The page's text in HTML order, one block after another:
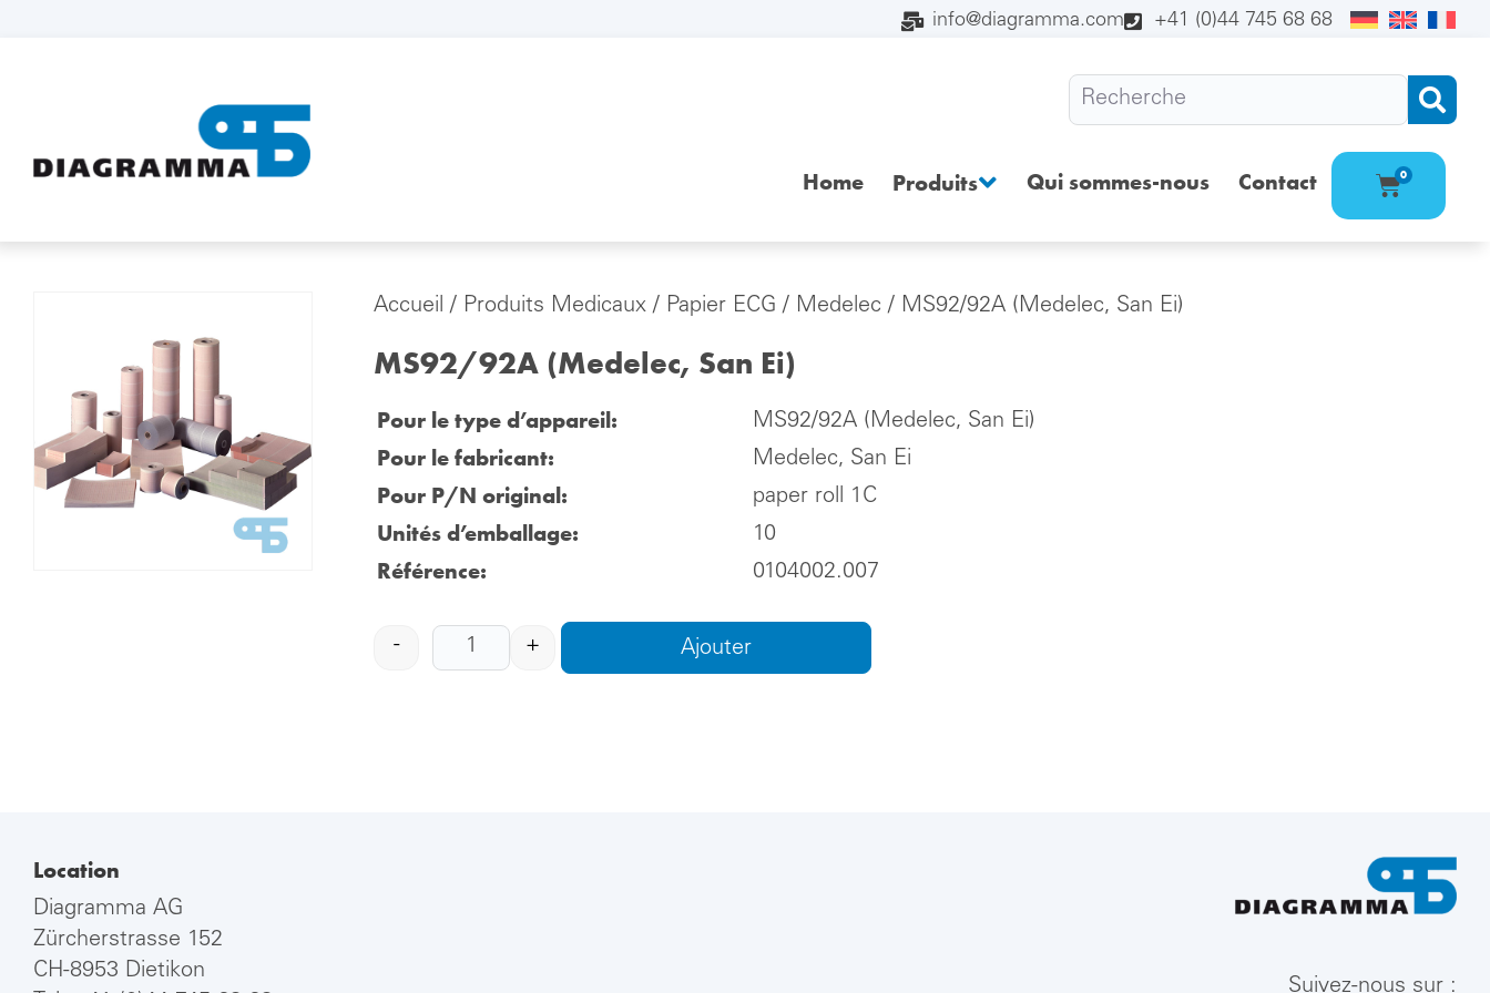
info@diagramma.com +41 (0)44 745 68 68
Home Produits Qui sommes-nous Contact 0
Accueil / Produits Medicaux / Papier ECG / Medelec / MS92/92A (Medelec, San Ei)
MS92/92A (Medelec, San Ei)
Pour le type d’appareil: MS92/92A (Medelec, San Ei)
Pour le fabricant: Medelec, San Ei
Pour P/N original: paper roll 1C
Unités d’emballage: 10
Référence: 0104002.007
- + Ajouter
Location
Diagramma AG
Zürcherstrasse 152
CH-8953 Dietikon
Suivez-nous sur :